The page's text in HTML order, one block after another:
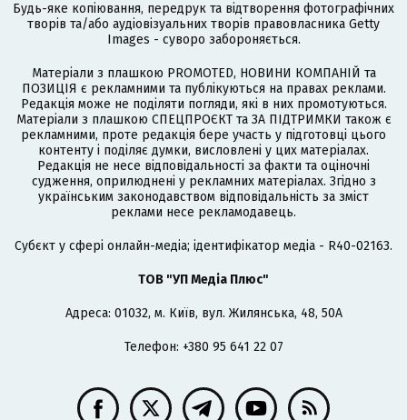
Будь-яке копіювання, передрук та відтворення фотографічних
творів та/або аудіовізуальних творів правовласника Getty
Images - суворо забороняється.
Матеріали з плашкою PROMOTED, НОВИНИ КОМПАНІЙ та
ПОЗИЦІЯ є рекламними та публікуються на правах реклами.
Редакція може не поділяти погляди, які в них промотуються.
Матеріали з плашкою СПЕЦПРОЄКТ та ЗА ПІДТРИМКИ також є
рекламними, проте редакція бере участь у підготовці цього
контенту і поділяє думки, висловлені у цих матеріалах.
Редакція не несе відповідальності за факти та оціночні
судження, оприлюднені у рекламних матеріалах. Згідно з
українським законодавством відповідальність за зміст
реклами несе рекламодавець.
Cубєкт у сфері онлайн-медіа; ідентифікатор медіа - R40-02163.
ТОВ "УП Медіа Плюс"
Адреса: 01032, м. Київ, вул. Жилянська, 48, 50А
Телефон: +380 95 641 22 07